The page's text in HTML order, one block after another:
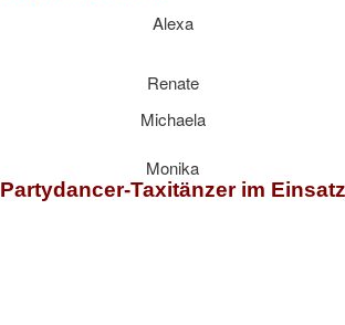
Alexa
Renate
Michaela
Monika
Partydancer-Taxitänzer im Einsatz